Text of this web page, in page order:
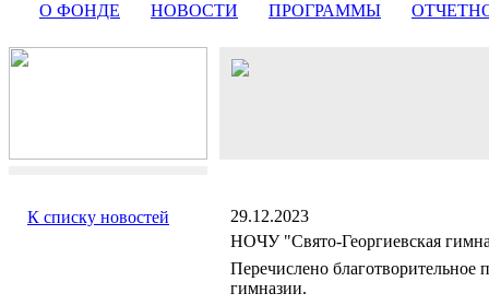
О ФОНДЕ НОВОСТИ ПРОГРАММЫ
К списку новостей
29.12.2023
НОЧУ "Свято-Георгиевская
Перечислено благотворительное
гимназии.